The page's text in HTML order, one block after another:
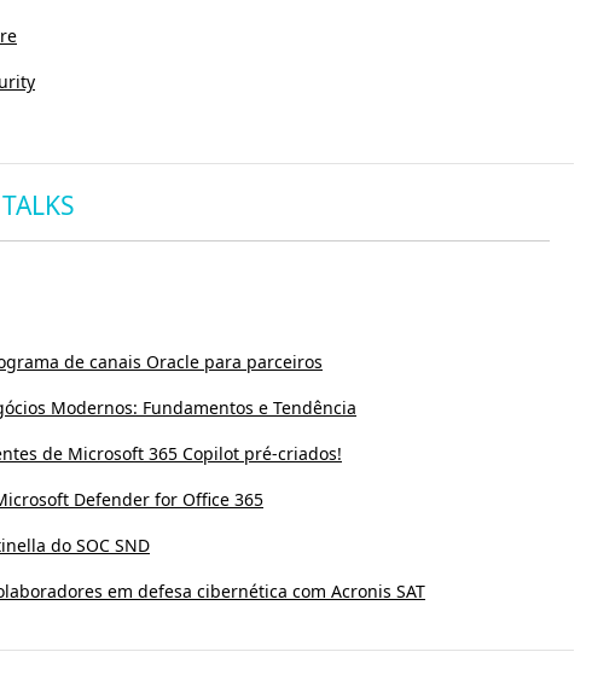
de canais Oracle para parceiros
Modernos: Fundamentos e Tendência
de Microsoft 365 Copilot pré-criados!
Defender for Office 365
do SOC SND
em defesa cibernética com Acronis SAT